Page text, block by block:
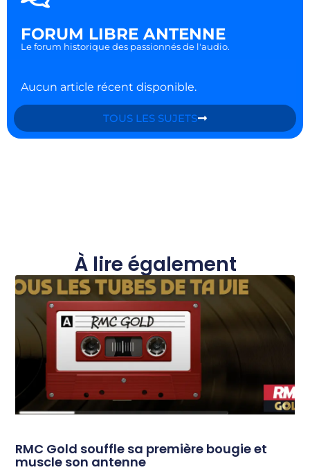
FORUM LIBRE ANTENNE
Le forum historique des passionnés de l'audio.
Aucun article récent disponible.
TOUS LES SUJETS
À lire également
RMC Gold souffle sa première bougie et
muscle son antenne